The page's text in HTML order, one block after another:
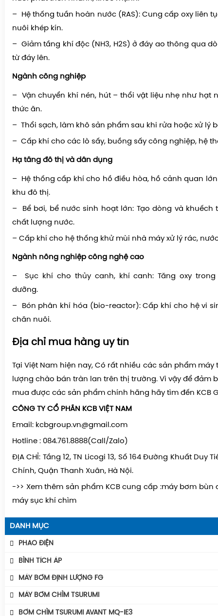
– Hệ thống tuần hoàn nước (RAS): Cung cấp oxy liên
nuôi khép kín.
– Giảm tầng khí độc (NH3, H2S) ở đáy ao thông qua
từ đáy lên.
Ngành công nghiệp
– Vận chuyển khí nén, hút – thổi vật liệu nhẹ như hạt
thức ăn.
– Thổi sạch, làm khô sản phẩm sau khi rửa hoặc xử lý
– Cấp khí cho các lò sấy, buồng sấy công nghiệp, hệ
Hạ tầng đô thị và dân dụng
– Hệ thống cấp khí cho hồ điều hòa, hồ cảnh quan
khu đô thị.
– Bể bơi, bể nước sinh hoạt lớn: Tạo dòng và khuếch
chất lượng nước.
– Cấp khí cho hệ thống khử mùi nhà máy xử lý rác,
Ngành nông nghiệp công nghệ cao
– Sục khí cho thủy canh, khí canh: Tăng oxy
dưỡng.
– Bón phân khí hóa (bio-reactor): Cấp khí cho hệ vi
chăn nuôi.
Địa chỉ mua hàng uy tín
Tại Việt Nam hiện nay, Có rất nhiều các sản phẩm máy
lượng chào bán tràn lan trên thị trường. Vì vậy để đảm
mua được các sản phẩm chính hãng hãy tìm đến KCB
CÔNG TY CỔ PHẦN KCB VIỆT NAM
Email: kcbgroup.vn@gmail.com
Hotline : 084.761.8888(Call/Zalo)
ĐỊA CHỈ: Tầng 12, TN Licogi 13, Số 164 Đường Khuất Duy
Chính, Quận Thanh Xuân, Hà Nội.
->> Xem thêm sản phẩm KCB cung cấp :máy bơm bùn
máy sục khí chìm
DANH MỤC
PHAO ĐIỆN
Phao Báo Mức
Phao Điện Tecno- Italy
BÌNH TÍCH ÁP
Bình Tích Áp Aquafill
Bình Tích Áp VAREM
MÁY BƠM ĐỊNH LƯỢNG FG
MÁY BƠM CHÌM TSURUMI
MÁY BƠM TSURUMI UNIVERSE
BƠM CHÌM TSURUMI AVANT MQ-IE3